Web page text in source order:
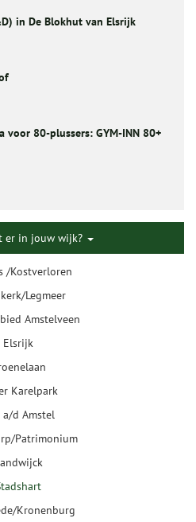
in De Blokhut van Elsrijk
voor 80-plussers: GYM-INN 80+
er in jouw wijk?
/Kostverloren
Legmeer
Amstelveen
Elsrijk
Karelpark
a/d Amstel
Patrimonium
Kronenburg